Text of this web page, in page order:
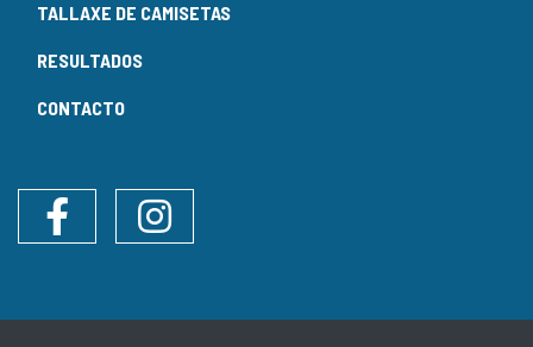
TALLAXE DE CAMISETAS
RESULTADOS
CONTACTO
Instagram